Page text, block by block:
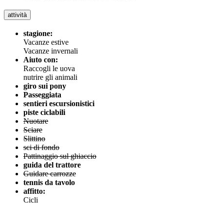
attività
stagione:
Vacanze estive
Vacanze invernali
Aiuto con:
Raccogli le uova
nutrire gli animali
giro sui pony
Passeggiata
sentieri escursionistici
piste ciclabili
Nuotare
Sciare
Slittino
sci di fondo
Pattinaggio sul ghiaccio
guida del trattore
Guidare carrozze
tennis da tavolo
affitto:
Cicli